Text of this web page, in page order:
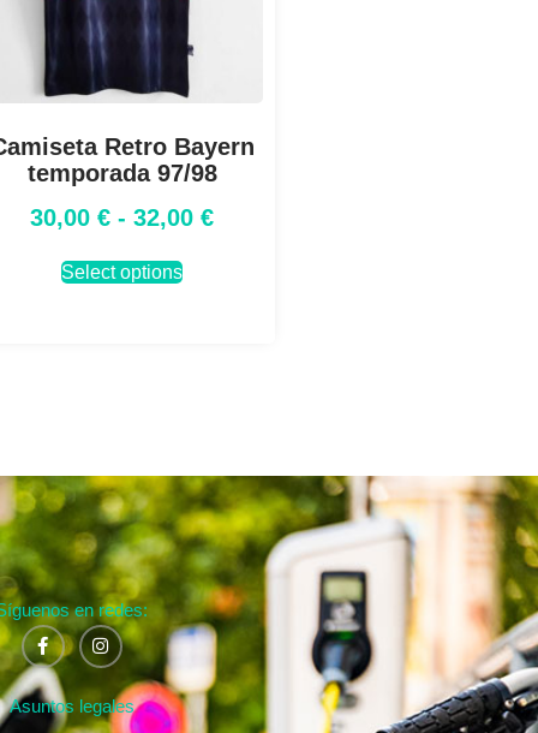
Retro Bayern
temporada 97/98
30,00 € - 32,00 €
Select options
en redes:
Asuntos legales